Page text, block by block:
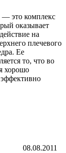
— это комплекс
оказывает
на
плечевого
Ее
то, что во
хорошо
эффективно
08.08.2011